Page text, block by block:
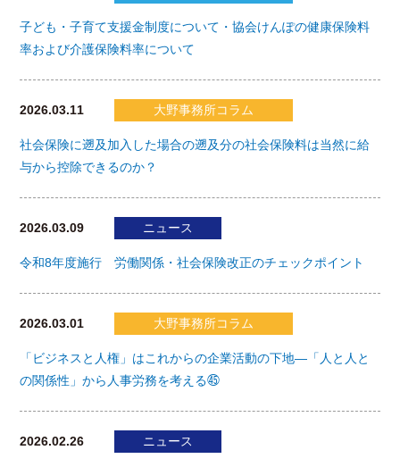
子ども・子育て支援金制度について・協会けんぽの健康保険料
率および介護保険料率について
2026.03.11 大野事務所コラム
社会保険に遡及加入した場合の遡及分の社会保険料は当然に給
与から控除できるのか？
2026.03.09 ニュース
令和8年度施行 労働関係・社会保険改正のチェックポイント
2026.03.01 大野事務所コラム
「ビジネスと人権」はこれからの企業活動の下地―「人と人と
の関係性」から人事労務を考える㊺
2026.02.26 ニュース